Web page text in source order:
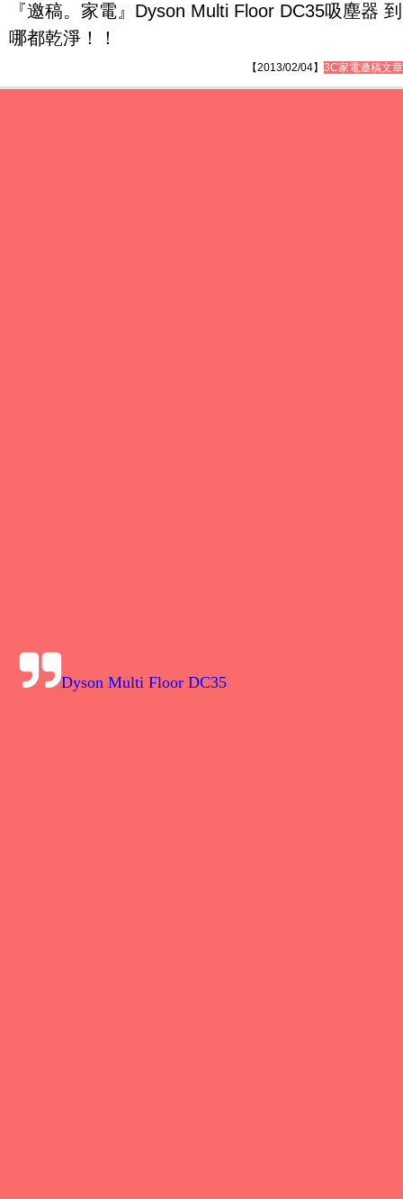
『邀稿。家電』Dyson Multi Floor DC35吸塵器 到
哪都乾淨！！
【2013/02/04】 3C家電邀稿文章
Dyson Multi Floor DC35